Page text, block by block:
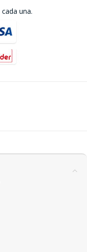
cada una.